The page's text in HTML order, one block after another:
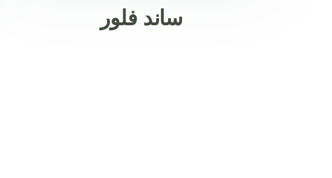
ساند فلور